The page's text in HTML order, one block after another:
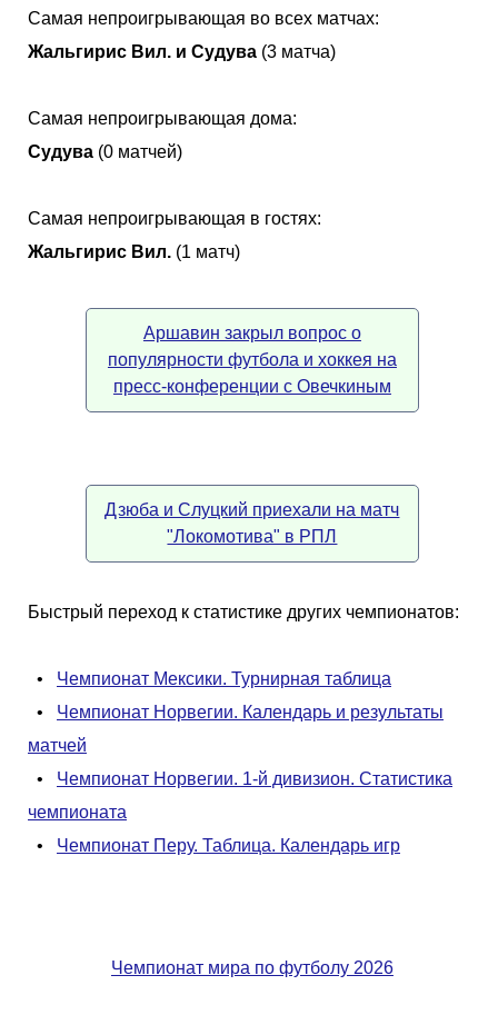
Самая непроигрывающая во всех матчах:
Жальгирис Вил. и Судува (3 матча)
Самая непроигрывающая дома:
Судува (0 матчей)
Самая непроигрывающая в гостях:
Жальгирис Вил. (1 матч)
Аршавин закрыл вопрос о
популярности футбола и хоккея на
пресс-конференции с Овечкиным
Дзюба и Слуцкий приехали на матч
"Локомотива" в РПЛ
Быстрый переход к статистике других чемпионатов:
• Чемпионат Мексики. Турнирная таблица
• Чемпионат Норвегии. Календарь и результаты
матчей
• Чемпионат Норвегии. 1-й дивизион. Статистика
чемпионата
• Чемпионат Перу. Таблица. Календарь игр
Чемпионат мира по футболу 2026